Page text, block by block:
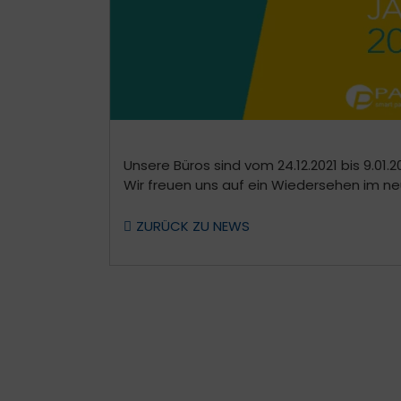
Unsere Büros sind vom 24.12.2021 bis
Wir freuen uns auf ein Wiedersehen im
ZURÜCK ZU NEWS